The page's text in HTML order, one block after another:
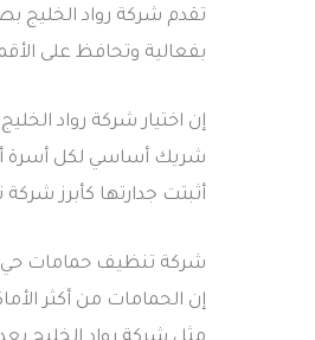
تقدم شركة رواد الخليج
بفعالية وتحافظ على
إن اختيار شركة رواد
شريك أساسي لكل أسرة
أثبتت جدارتها كأبرز
شركة تنظيف حمامات حي
إن الحمامات من أكثر